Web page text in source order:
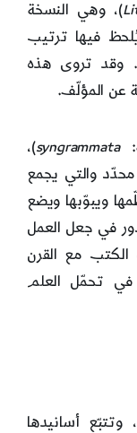
)، وهي النسخة
فيها ترتيب
وقد تروى هذه
عن المؤلّف.
syngrammata)،
والتي يجمع
ويبوّبها ويضع
في جعل العمل
الكتب مع القرن
في تحمّل العلم
وتتبّع أسانيدها